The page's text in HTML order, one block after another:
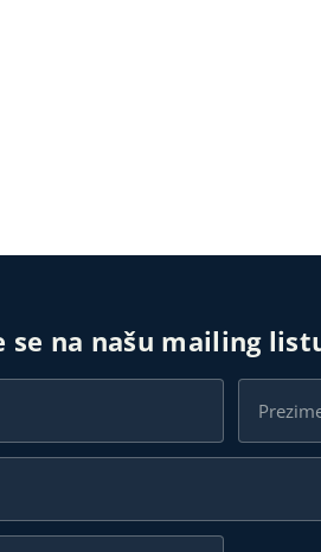
se na našu mailing